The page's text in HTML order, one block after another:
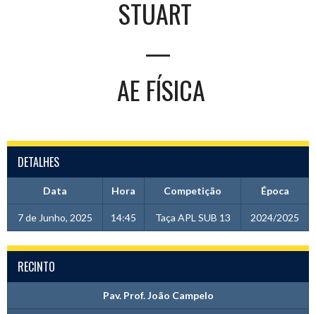
STUART
—
AE FÍSICA
DETALHES
Data Hora Competição Época
7 de Junho, 2025 14:45 Taça APL SUB 13 2024/2025
RECINTO
Pav. Prof. João Campelo